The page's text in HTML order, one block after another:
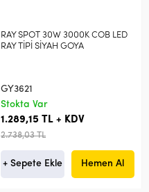
RAY SPOT 30W 3000K COB LED
RAY TİPİ SİYAH GOYA
GY3621
Stokta Var
1.289,15 TL + KDV
2.738,03 TL
+ Sepete Ekle Hemen Al